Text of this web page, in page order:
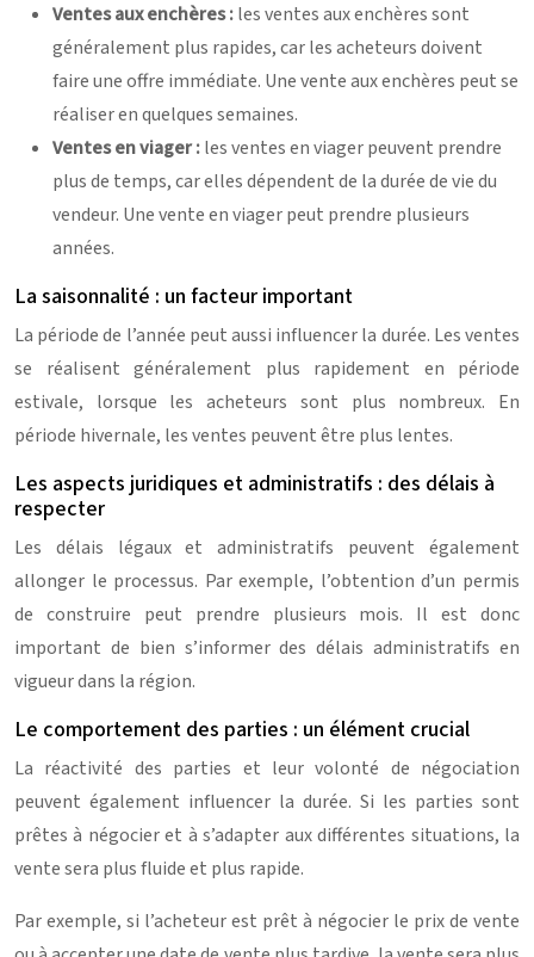
Ventes aux enchères :les ventes aux enchères sont
généralement plus rapides, car les acheteurs doivent
faire une offre immédiate. Une vente aux enchères peut se
réaliser en quelques semaines.
Ventes en viager :les ventes en viager peuvent prendre
plus de temps, car elles dépendent de la durée de vie du
vendeur. Une vente en viager peut prendre plusieurs
années.
La saisonnalité : un facteur important
La période de l’année peut aussi influencer la durée. Les ventes
se réalisent généralement plus rapidement en période
estivale, lorsque les acheteurs sont plus nombreux. En
période hivernale, les ventes peuvent être plus lentes.
Les aspects juridiques et administratifs : des délais à
respecter
Les délais légaux et administratifs peuvent également
allonger le processus. Par exemple, l’obtention d’un permis
de construire peut prendre plusieurs mois. Il est donc
important de bien s’informer des délais administratifs en
vigueur dans la région.
Le comportement des parties : un élément crucial
La réactivité des parties et leur volonté de négociation
peuvent également influencer la durée. Si les parties sont
prêtes à négocier et à s’adapter aux différentes situations, la
vente sera plus fluide et plus rapide.
Par exemple, si l’acheteur est prêt à négocier le prix de vente